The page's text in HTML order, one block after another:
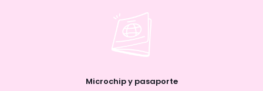
Microchip y pasaporte